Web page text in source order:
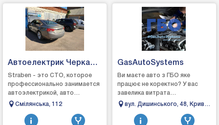
Автоелектрик Черкаси
Страбен
Straben - это СТО, которое
профессионально занимается
автоэлектрикой, авто
диагностикой,
Черкассах, наш персонал
Смілянська, 112
GasAutoSystems
Ви маєте авто з ГБО яке
працює не коректно? У вас
завелика витрата
газу? Відчутний перехід з
перехід на га...
вул. Дишинського, 48, Кривий
Ріг, Дніпропетровська
область, 50012